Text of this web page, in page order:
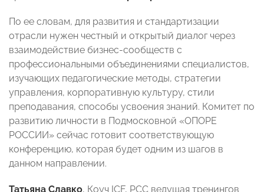
По ее словам, для развития и стандартизации
отрасли нужен честный и открытый диалог через
взаимодействие бизнес-сообществ с
профессиональными объединениями специалистов,
изучающих педагогические методы, стратегии
управления, корпоративную культуру, стили
преподавания, способы усвоения знаний. Комитет по
развитию личности в Подмосковной «ОПОРЕ
РОССИИ» сейчас готовит соответствующую
конференцию, которая будет одним из шагов в
данном направлении.
Татьяна Славко, Коуч ICF, PCC ведущая тренингов